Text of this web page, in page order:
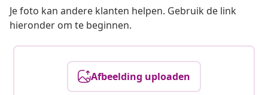
Je foto kan andere klanten helpen. Gebruik de link
hieronder om te beginnen.
Afbeelding uploaden